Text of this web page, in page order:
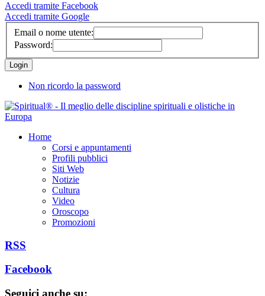
Accedi tramite Facebook
Accedi tramite Google
Email o nome utente:
Password:
Non ricordo la password
Home
Corsi e appuntamenti
Profili pubblici
Siti Web
Notizie
Cultura
Video
Oroscopo
Promozioni
RSS
Facebook
Seguici anche su: